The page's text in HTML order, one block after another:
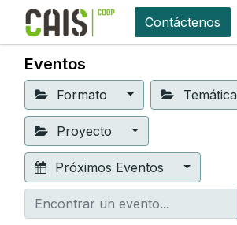
Contáctenos
Eventos
Formato Temática
Proyecto
Próximos Eventos